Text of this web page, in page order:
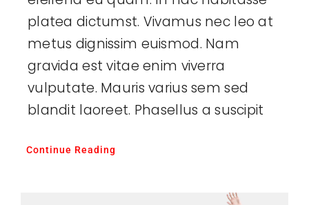
platea dictumst. Vivamus nec leo at
metus dignissim euismod. Nam
gravida est vitae enim viverra
vulputate. Mauris varius sem sed
blandit laoreet. Phasellus a suscipit
Continue Reading